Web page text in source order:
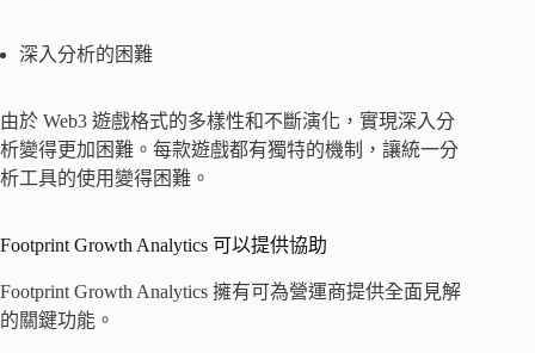
深入分析的困難
由於 Web3 遊戲格式的多樣性和不斷演化，實現深入分
析變得更加困難。每款遊戲都有獨特的機制，讓統一分
析工具的使用變得困難。
Footprint Growth Analytics 可以提供協助
Footprint Growth Analytics 擁有可為營運商提供全面見解
的關​​鍵功能。